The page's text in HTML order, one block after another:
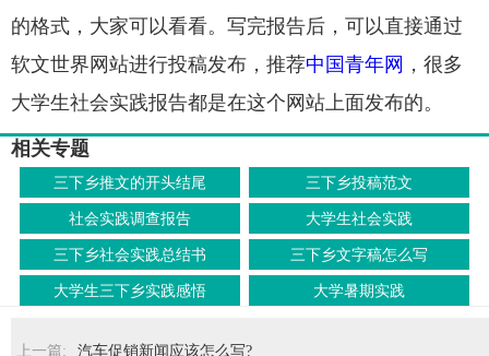
的格式，大家可以看看。写完报告后，可以直接通过
软文世界网站进行投稿发布，推荐中国青年网 ，很多
大学生社会实践报告都是在这个网站上面发布的。
相关专题
三下乡推文的开头结尾 三下乡投稿范文
社会实践调查报告 大学生社会实践
三下乡社会实践总结书 三下乡文字稿怎么写
大学生三下乡实践感悟 大学暑期实践
上一篇: 汽车促销新闻应该怎么写?